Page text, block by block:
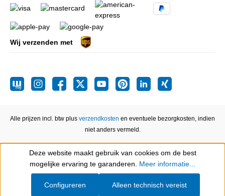
Wij verzenden met
Alle prijzen incl. btw plus verzendkosten en eventuele bezorgkosten, indien
niet anders vermeld.
Show toolbar
Deze website maakt gebruik van cookies om de best
mogelijke ervaring te garanderen. Meer informatie...
Alleen technisch vereist
Configureren